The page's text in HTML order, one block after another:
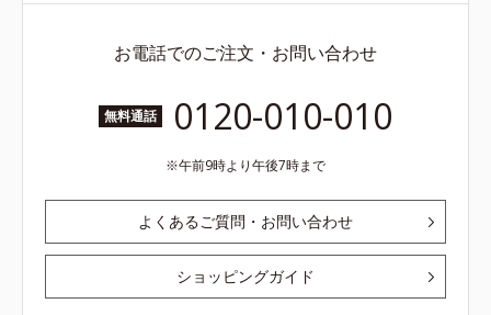
お電話でのご注文・お問い合わせ
無料通話 0120-010-010
午前9時より午後7時まで
よくあるご質問・お問い合わせ
ショッピングガイド